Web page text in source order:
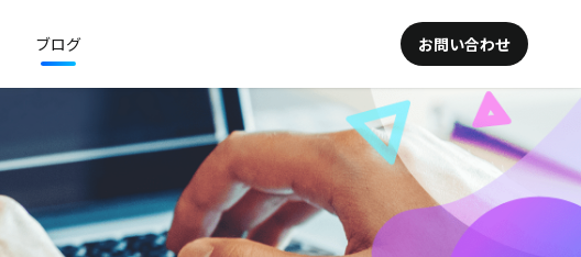
ブログ お問い合わせ